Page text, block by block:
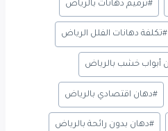
#ترميم دهانات بالرياض
#تكلفة دهانات الفلل الرياض
أبواب خشب بالرياض
#دهان اقتصادي بالرياض
#دهان بدون رائحة بالرياض